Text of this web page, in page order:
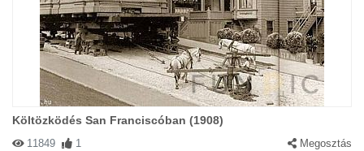
Költözködés San Franciscóban (1908)
11849 1 Megosztás